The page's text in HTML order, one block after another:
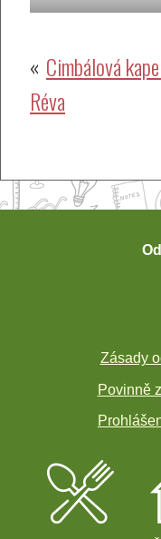
Navigace
pro
Cimbálová
Réva
Zásady
Povinně